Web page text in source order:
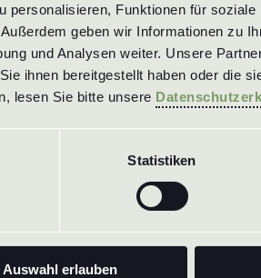
personalisieren, Funktionen für
geben wir Informationen zu
und Analysen weiter. Unsere
ihnen bereitgestellt haben oder die
lesen Sie bitte unsere
Statistiken
Auswahl erlauben